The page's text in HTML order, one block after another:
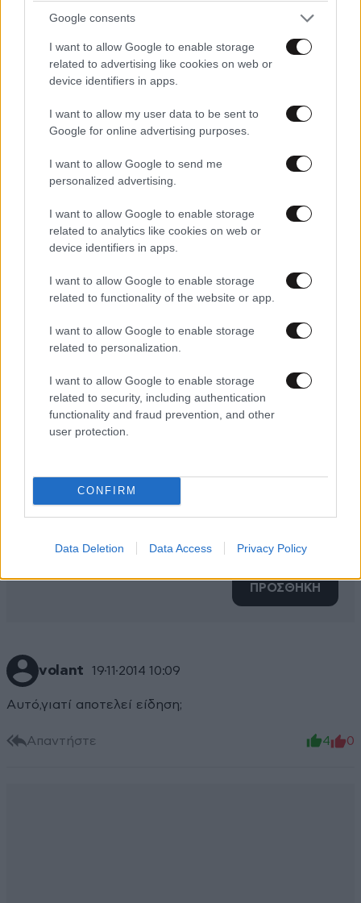
Google consents
I want to allow Google to enable storage
related to advertising like cookies on web or
device identifiers in apps.
I want to allow my user data to be sent to
Google for online advertising purposes.
I want to allow Google to send me
personalized advertising.
I want to allow Google to enable storage
related to analytics like cookies on web or
device identifiers in apps.
I want to allow Google to enable storage
related to functionality of the website or app.
I want to allow Google to enable storage
related to personalization.
I want to allow Google to enable storage
related to security, including authentication
functionality and fraud prevention, and other
user protection.
CONFIRM
Data Deletion Data Access Privacy Policy
ΠΡΟΣΘΕΣΤΕ ΤΟ ΣΧΟΛΙΟ ΣΑΣ
Xαρακτήρες: 0/1000
Διαβάστε και ακολουθήστε τους κανόνες σχολιασμού
ΠΡΟΣΘΗΚΗ
volant 19·11·2014 10:09
Αυτό,γιατί αποτελεί είδηση;
Απαντήστε 4 0